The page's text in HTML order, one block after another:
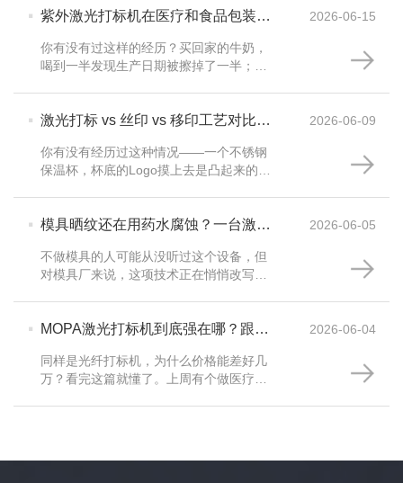
· 紫外激光打标机在医疗和食品包装上
你有没有过这样的经历？买回家的牛奶，
喝到一半发现生产日期被擦掉了一半；医
根本不知道是不是···
2026-06-15
· 激光打标 vs 丝印 vs 移印工艺对比|
你有没有经历过这种情况——一个不锈钢
保温杯，杯底的Logo摸上去是凸起来的，
车按钮，弧面上印···
2026-06-09
· 模具晒纹还在用药水腐蚀？一台激光
不做模具的人可能从没听过这个设备，但
对模具厂来说，这项技术正在悄悄改写行
间，一股刺鼻的药水···
2026-06-05
·
MOPA激光打标机到底强在哪？跟普
同样是光纤打标机，为什么价格能差好几
万？看完这篇就懂了。上周有个做医疗器
2026-06-04